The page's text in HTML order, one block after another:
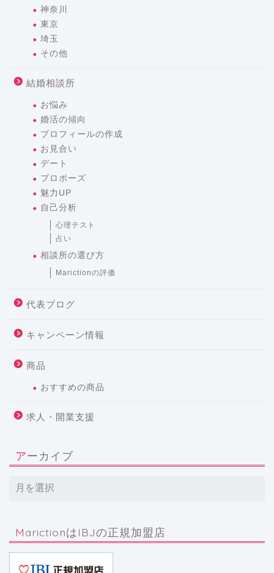
神奈川
東京
埼玉
その他
結婚相談所
お悩み
婚活の傾向
プロフィールの作成
お見合い
デート
プロポーズ
魅力UP
自己分析
心理テスト
占い
相談所の選び方
Marictionの評価
代表ブログ
キャンペーン情報
商品
おすすめの商品
求人・開業支援
アーカイブ
MarictionはIBJの正規加盟店